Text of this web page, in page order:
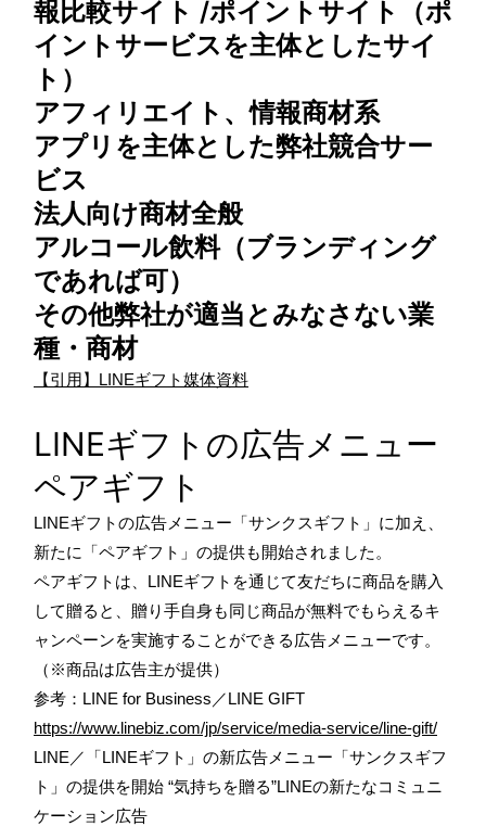
報⽐較サイト /ポイントサイト（ポ
イントサービスを主体としたサイ
ト）
アフィリエイト、情報商材系
アプリを主体とした弊社競合サー
ビス
法⼈向け商材全般
アルコール飲料（ブランディング
であれば可）
その他弊社が適当とみなさない業
種・商材
【引用】LINEギフト媒体資料
LINEギフトの広告メニュー
ペアギフト
LINEギフトの広告メニュー「サンクスギフト」に加え、
新たに「ペアギフト」の提供も開始されました。
ペアギフトは、LINEギフトを通じて友だちに商品を購入
して贈ると、贈り手自身も同じ商品が無料でもらえるキ
ャンペーンを実施することができる広告メニューです。
（※商品は広告主が提供）
参考：LINE for Business／LINE GIFT
https://www.linebiz.com/jp/service/media-service/line-gift/
LINE／「LINEギフト」の新広告メニュー「サンクスギフ
ト」の提供を開始 “気持ちを贈る”LINEの新たなコミュニ
ケーション広告